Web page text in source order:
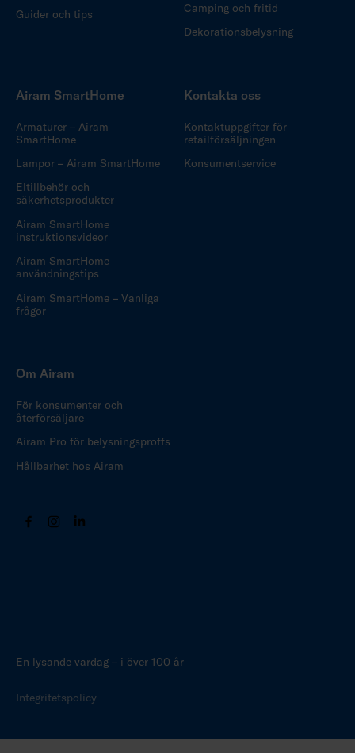
Guider och tips
Camping och fritid
Dekorationsbelysning
Airam SmartHome
Armaturer – Airam
SmartHome
Lampor – Airam SmartHome
Eltillbehör och
säkerhetsprodukter
Airam SmartHome
instruktionsvideor
Airam SmartHome
användningstips
Airam SmartHome – Vanliga
frågor
Kontakta oss
Kontaktuppgifter för
retailförsäljningen
Konsumentservice
Om Airam
För konsumenter och
återförsäljare
Airam Pro för belysningsproffs
Hållbarhet hos Airam
En lysande vardag – i över 100 år
Integritetspolicy